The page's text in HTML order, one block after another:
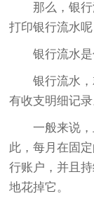
那么，银行
打印银行流水呢
银行流水是
银行流水，
有收支明细记录
一般来说，
此，每月在固
行账户，并且
地花掉它。